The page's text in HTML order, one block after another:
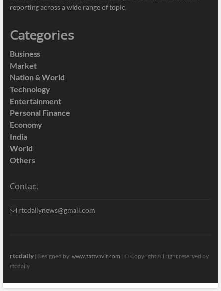
reporting across a wide range of topic.
Categories
Business
Market
Nation & World
Technology
Entertainment
Personal Finance
Economy
India
World
Others
Contact
rtcdailynews@gmail.com
rtcdaily| Designed by: www.tattvavit.com | © Copyright All right reserved by
rtcdaily